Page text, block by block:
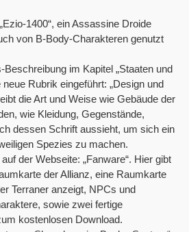
1400“, ein Assassine Droide
von B-Body-Charakteren genutzt
im Kapitel „Staaten und
neue Rubrik eingeführt: „Design und
die Art und Weise wie Gebäude der
wie Kleidung, Gegenstände,
dessen Schrift aussieht, um sich ein
Spezies zu machen.
der Webseite: „Fanware“. Hier gibt
der Allianz, eine Raumkarte
Terraner anzeigt, NPCs und
sowie zwei fertige
kostenlosen Download.